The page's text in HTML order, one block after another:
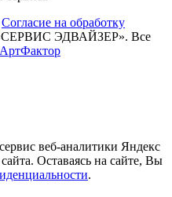
Согласие на обработку
ЭДВАЙЗЕР». Все
АртФактор
веб-аналитики Яндекс
Оставаясь на сайте, Вы
.